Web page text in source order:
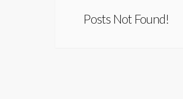
Posts Not Found!